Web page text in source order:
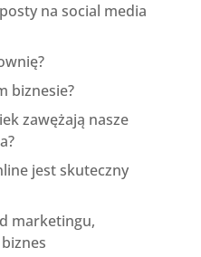
na social media
biznesie?
zawężają nasze
jest skuteczny
marketingu,